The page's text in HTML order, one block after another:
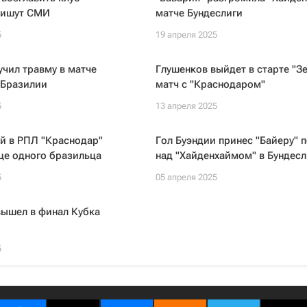
СМИ
матче Бундеслиги
19 апреля 2025
травму в матче
Глушенков выйдет в старте
матч с "Краснодаром"
13 апреля 2025
в РПЛ "Краснодар"
одного бразильца
Гол Буэндии принес "Байеру"
над "Хайденхаймом" в
05 апреля 2025
в финал Кубка